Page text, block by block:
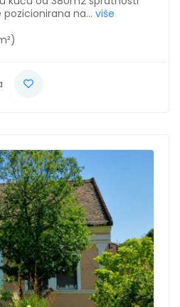
na... više